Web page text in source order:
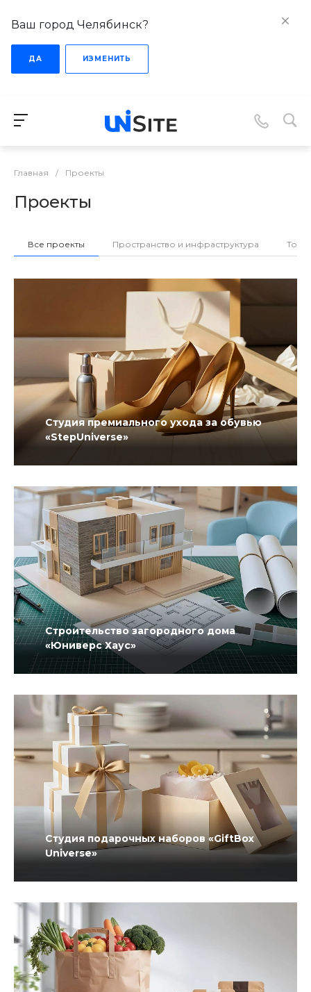
Ваш город Челябинск?
ДА ИЗМЕНИТЬ
Главная / Проекты
Проекты
Все проекты Пространство и инфраструктура
Студия премиального ухода за обувью
«StepUniverse»
Строительство загородного дома
«Юниверс Хаус»
Студия подарочных наборов «GiftBox
Universe»